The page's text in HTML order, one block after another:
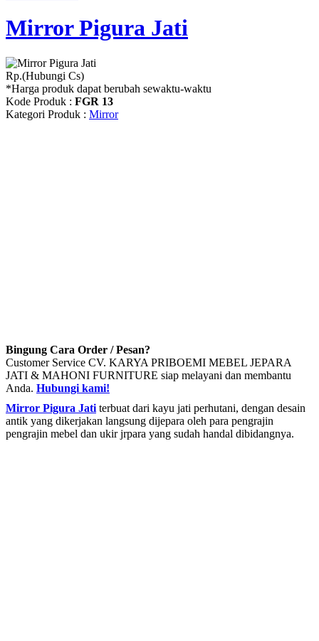
Mirror Pigura Jati
Rp.(Hubungi Cs)
*Harga produk dapat berubah sewaktu-waktu
Kode Produk : FGR 13
Kategori Produk : Mirror
Bingung Cara Order / Pesan?
Customer Service CV. KARYA PRIBOEMI MEBEL JEPARA
JATI & MAHONI FURNITURE siap melayani dan membantu
Anda. Hubungi kami!
Mirror Pigura Jati terbuat dari kayu jati perhutani, dengan desain
antik yang dikerjakan langsung dijepara oleh para pengrajin
pengrajin mebel dan ukir jrpara yang sudah handal dibidangnya.